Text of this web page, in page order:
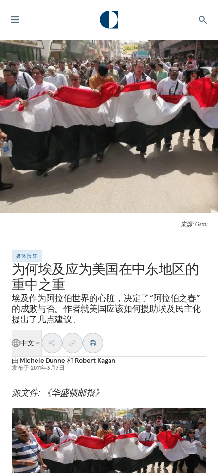
来源: Getty
媒体报道
为何埃及应为美国在中东地区的
重中之重
埃及作为阿拉伯世界的心脏，决定了“阿拉伯之春”
的成败与否。作者就美国应该如何援助埃及民主化
提出了几点建议。
中文
由 Michele Dunne和 Robert Kagan
发布于 2011年3月7日
源文件: 《华盛顿邮报》